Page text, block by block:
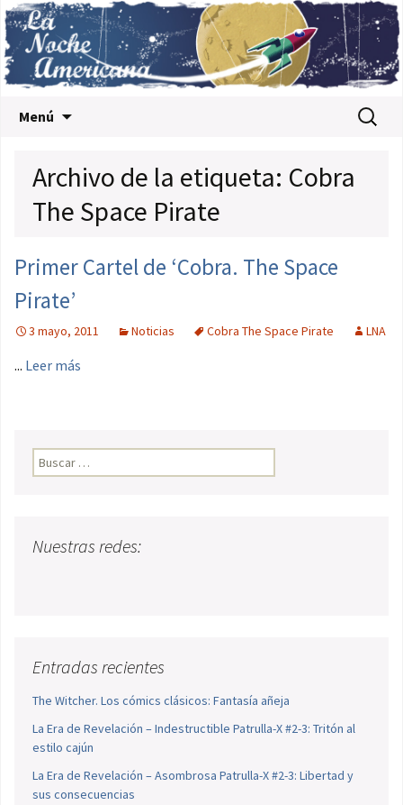
Menú Buscar:
Archivo de la etiqueta: Cobra
The Space Pirate
Primer Cartel de ‘Cobra. The Space
Pirate’
3 mayo, 2011 Noticias Cobra The Space Pirate LNA
... Leer más
Buscar:
Nuestras redes:
Entradas recientes
The Witcher. Los cómics clásicos: Fantasía añeja
La Era de Revelación – Indestructible Patrulla-X #2-3: Tritón al
estilo cajún
La Era de Revelación – Asombrosa Patrulla-X #2-3: Libertad y
sus consecuencias